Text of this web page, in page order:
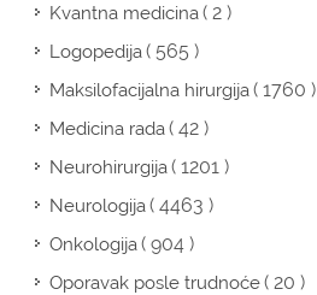
Kvantna medicina( 2 )
Logopedija( 565 )
Maksilofacijalna hirurgija( 1760 )
Medicina rada( 42 )
Neurohirurgija( 1201 )
Neurologija( 4463 )
Onkologija( 904 )
Oporavak posle trudnoće( 20 )